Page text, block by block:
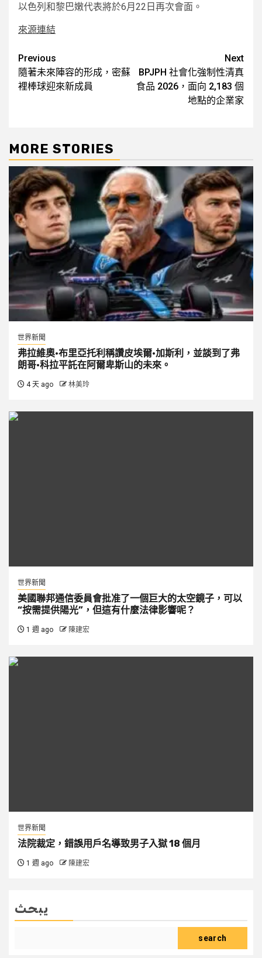
以色列和黎巴嫩代表將於6月22日再次會面。
來源連結
Post
navigation
Previous
隨著未來陣容的形成，密蘇
裡棒球迎來新成員
Next
BPJPH 社會化強制性清真
食品 2026，面向 2,183 個
地點的企業家
MORE STORIES
世界新聞
弗拉維奧·布里亞托利稱讚皮埃爾·加斯利，並談到了弗
朗哥·科拉平託在阿爾卑斯山的未來。
4 天 ago 林美玲
世界新聞
美國聯邦通信委員會批准了一個巨大的太空鏡子，可以
“按需提供陽光”，但這有什麼法律影響呢？
1 週 ago 陳建宏
世界新聞
法院裁定，錯誤用戶名導致男子入獄 18 個月
1 週 ago 陳建宏
يبحث
search